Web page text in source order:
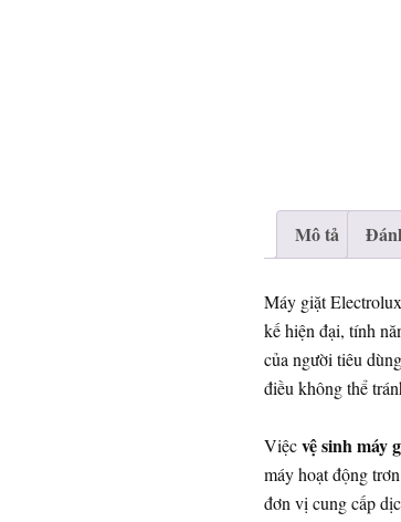
Mô tả
Máy giặt
kế hiện đại, tính
của người tiêu
điều không thể
Việcvệ sinh máy
máy hoạt động
đơn vị cung cấp